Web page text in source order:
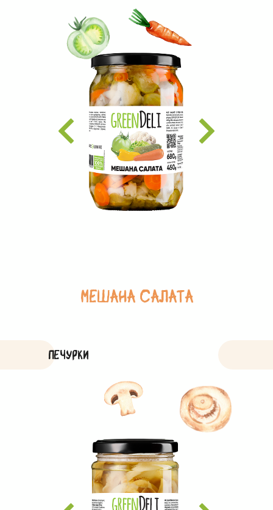
МЕШАНА САЛАТА
ПЕЧУРКИ